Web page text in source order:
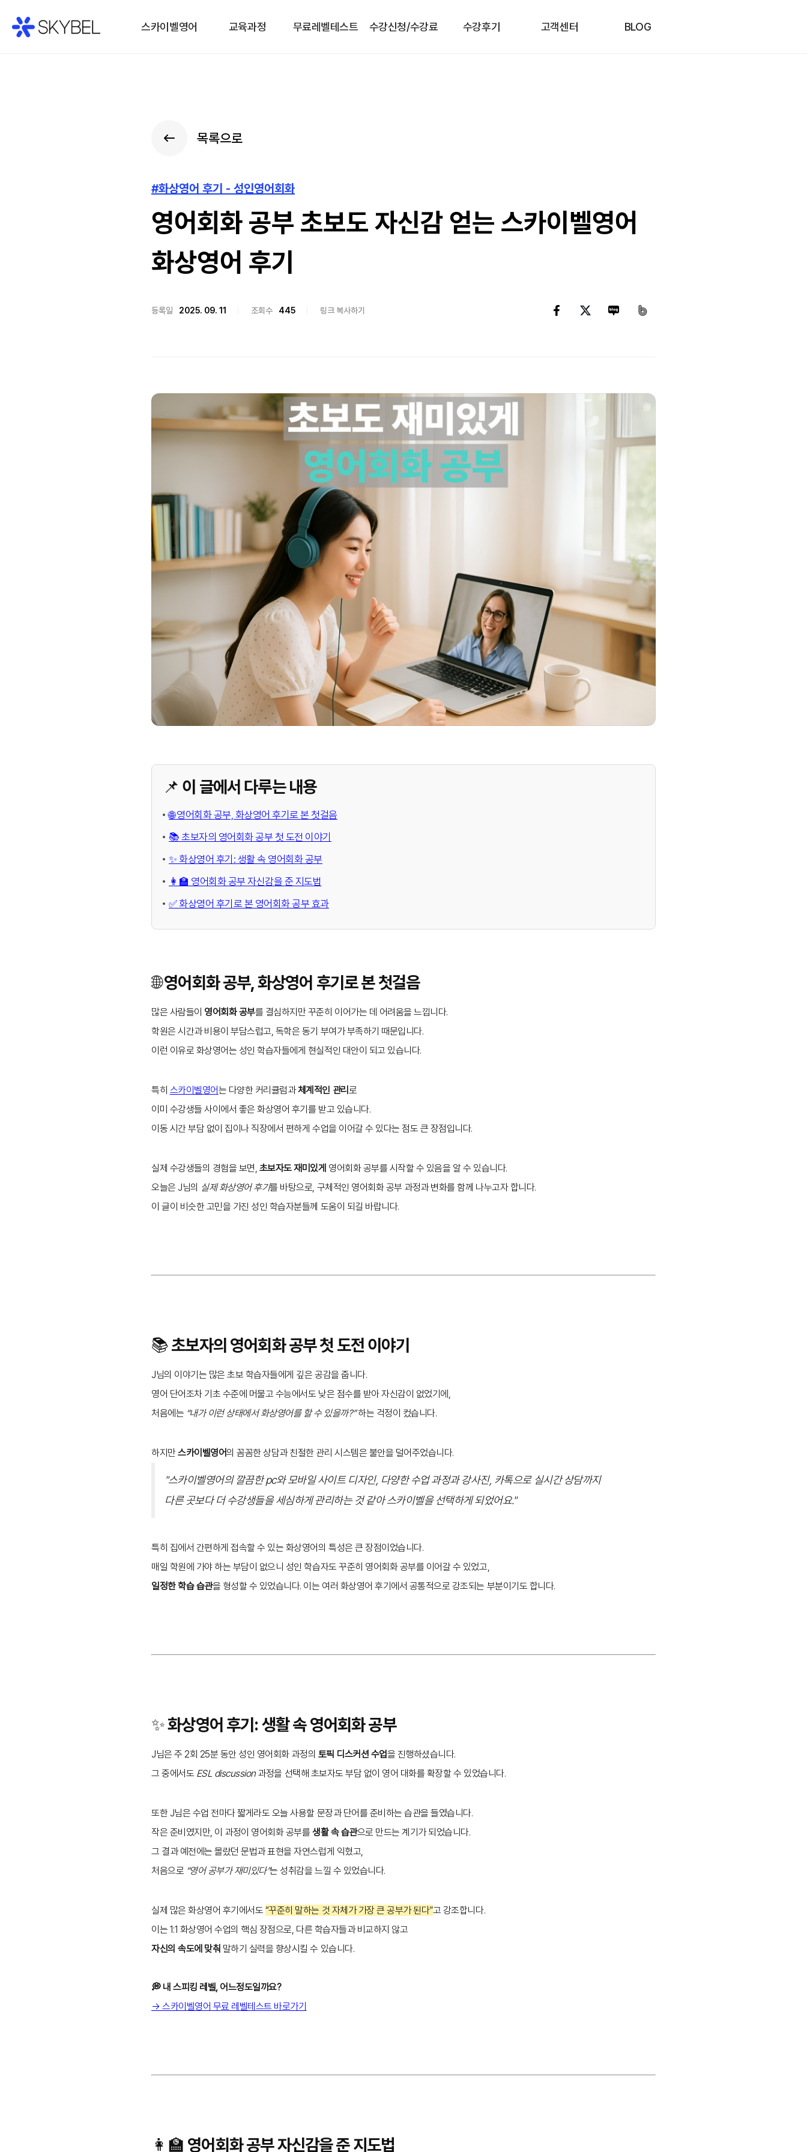
스카이벨영어 교육과정 무료레벨테스트 수강신청/수강료 수강후기 고객센터 BLOG
목록으로
#화상영어 후기 - 성인영어회화
영어회화 공부 초보도 자신감 얻는 스카이벨영어
화상영어 후기
등록일 2025. 09. 11 조회수 445 링크 복사하기
📌 이 글에서 다루는 내용
🌐 영어회화 공부, 화상영어 후기로 본 첫걸음
📚 초보자의 영어회화 공부 첫 도전 이야기
✨ 화상영어 후기: 생활 속 영어회화 공부
👩‍🏫 영어회화 공부 자신감을 준 지도법
✅ 화상영어 후기로 본 영어회화 공부 효과
🌐 영어회화 공부, 화상영어 후기로 본 첫걸음
많은 사람들이 영어회화 공부를 결심하지만 꾸준히 이어가는 데 어려움을 느낍니다.
학원은 시간과 비용이 부담스럽고, 독학은 동기 부여가 부족하기 때문입니다.
이런 이유로 화상영어는 성인 학습자들에게 현실적인 대안이 되고 있습니다.
특히 스카이벨영어는 다양한 커리큘럼과체계적인 관리 로
이미 수강생들 사이에서 좋은 화상영어 후기를 받고 있습니다.
이동 시간 부담 없이 집이나 직장에서 편하게 수업을 이어갈 수 있다는 점도 큰 장점입니다.
실제 수강생들의 경험을 보면, 초보자도 재미있게 영어회화 공부를 시작할 수 있음을 알 수 있습니다.
오늘은 J님의 실제 화상영어 후기를 바탕으로, 구체적인 영어회화 공부 과정과 변화를 함께 나누고자 합니다.
이 글이 비슷한 고민을 가진 성인 학습자분들께 도움이 되길 바랍니다.
📚 초보자의 영어회화 공부 첫 도전 이야기
J님의 이야기는 많은 초보 학습자들에게 깊은 공감을 줍니다.
영어 단어조차 기초 수준에 머물고 수능에서도 낮은 점수를 받아 자신감이 없었기에,
처음에는 “내가 이런 상태에서 화상영어를 할 수 있을까?”하는 걱정이 컸습니다.
하지만스카이벨영어의 꼼꼼한 상담과 친절한 관리 시스템은 불안을 덜어주었습니다.
"스카이벨영어의 깔끔한 pc와 모바일 사이트 디자인, 다양한 수업 과정과 강사진, 카톡으로 실시간 상담까지
다른 곳보다 더 수강생들을 세심하게 관리하는 것 같아 스카이벨을 선택하게 되었어요."
특히 집에서 간편하게 접속할 수 있는 화상영어의 특성은 큰 장점이었습니다.
매일 학원에 가야 하는 부담이 없으니 성인 학습자도 꾸준히 영어회화 공부를 이어갈 수 있었고,
일정한 학습 습관을 형성할 수 있었습니다. 이는 여러 화상영어 후기에서 공통적으로 강조되는 부분이기도 합니다.
✨ 화상영어 후기: 생활 속 영어회화 공부
J님은 주 2회 25분 동안 성인 영어회화 과정의 토픽 디스커션 수업을 진행하셨습니다.
그 중에서도 ESL discussion과정을 선택해 초보자도 부담 없이 영어 대화를 확장할 수 있었습니다.
또한 J님은 수업 전마다 짧게라도 오늘 사용할 문장과 단어를 준비하는 습관을 들였습니다.
작은 준비였지만, 이 과정이 영어회화 공부를 생활 속 습관으로 만드는 계기가 되었습니다.
그 결과 예전에는 몰랐던 문법과 표현을 자연스럽게 익혔고,
처음으로 “영어 공부가 재미있다”는 성취감을 느낄 수 있었습니다.
실제 많은 화상영어 후기에서도 “꾸준히 말하는 것 자체가 가장 큰 공부가 된다”고 강조합니다.
이는 1:1 화상영어 수업의 핵심 장점으로, 다른 학습자들과 비교하지 않고
자신의 속도에 맞춰 말하기 실력을 향상시킬 수 있습니다.
💭 내 스피킹 레벨, 어느정도일까요?
→ 스카이벨영어 무료 레벨테스트 바로가기
👩‍🏫 영어회화 공부 자신감을 준 지도법